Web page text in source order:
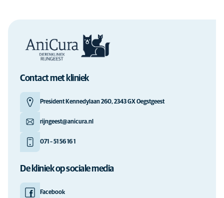
Contact met kliniek
President Kennedylaan 260, 2343 GX Oegstgeest
rijngeest@anicura.nl
071 – 51 56 16 1
De kliniek op sociale media
Facebook